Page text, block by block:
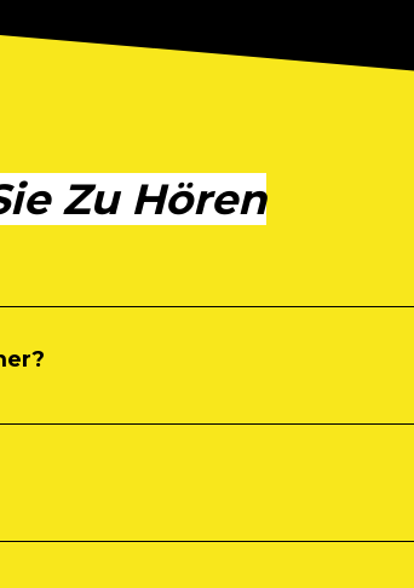
Zu Hören